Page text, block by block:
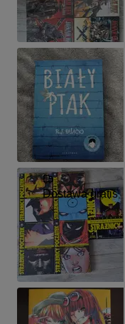
Dostawa gratis